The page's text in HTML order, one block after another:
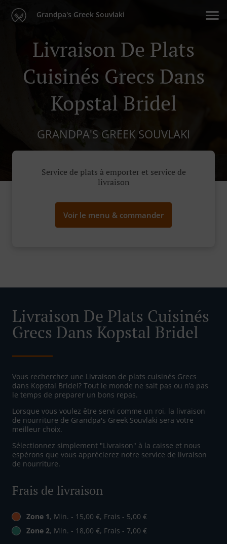
Grandpa's Greek Souvlaki
Livraison De Plats
Cuisinés Grecs Dans
Kopstal Bridel
GRANDPA'S GREEK SOUVLAKI
Service de plats à emporter et service de
livraison
Voir le menu & commander
Livraison De Plats Cuisinés
Grecs Dans Kopstal Bridel
Vous recherchez une Livraison de plats cuisinés Grecs
dans Kopstal Bridel? Tout le monde ne sait pas ou n’a pas
le temps de preparer un bons repas.
Lorsque vous voulez être servi comme un roi, la livraison
de nourriture de Grandpa's Greek Souvlaki sera votre
meilleur choix.
Sélectionnez simplement "Livraison" à la caisse et nous
espérons que vous apprécierez notre service de livraison
de nourriture.
Frais de livraison
Zone 1, Min. - 15,00 €, Frais - 5,00 €
Zone 2, Min. - 18,00 €, Frais - 7,00 €